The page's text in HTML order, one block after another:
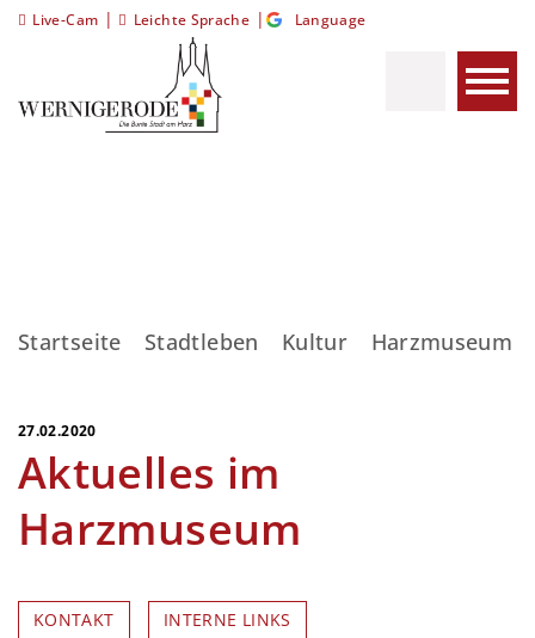
Live-Cam | Leichte Sprache | Language
Startseite Stadtleben Kultur Harzmuseum
27.02.2020
Aktuelles im
Harzmuseum
KONTAKT INTERNE LINKS